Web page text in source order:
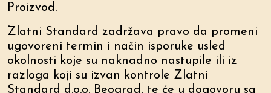
Proizvod.
Zlatni Standard zadržava pravo da promeni
ugovoreni termin i način isporuke usled
okolnosti koje su naknadno nastupile ili iz
razloga koji su izvan kontrole Zlatni
Standard d.o.o. Beograd, te će u dogovoru sa